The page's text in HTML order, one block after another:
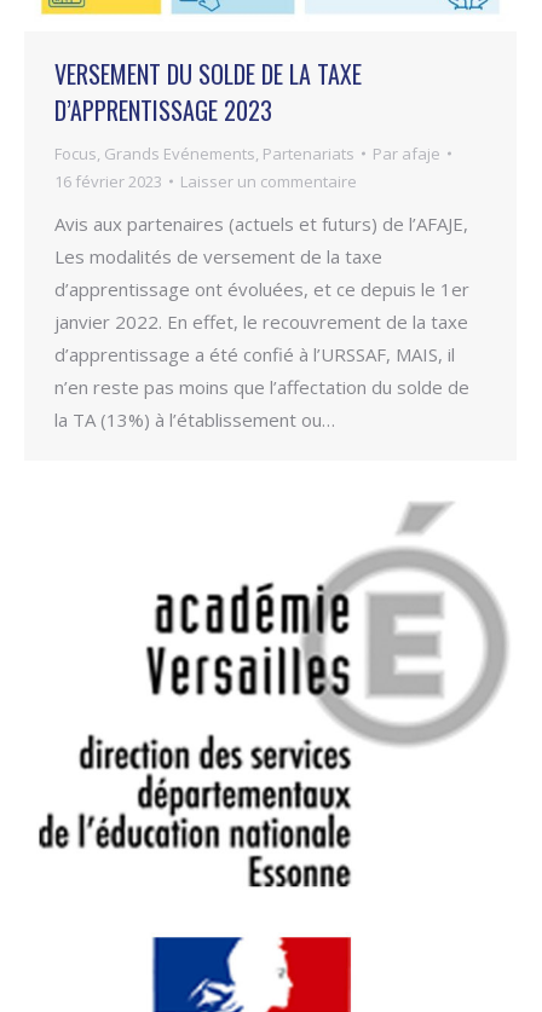
VERSEMENT DU SOLDE DE LA TAXE
D’APPRENTISSAGE 2023
Focus Grands Evénements Partenariats Par afaje
16 février 2023
Laisser un commentaire
Avis aux partenaires (actuels et futurs) de l’AFAJE,
Les modalités de versement de la taxe
d’apprentissage ont évoluées, et ce depuis le 1er
janvier 2022. En effet, le recouvrement de la taxe
d’apprentissage a été confié à l’URSSAF, MAIS, il
n’en reste pas moins que l’affectation du solde de
la TA (13%) à l’établissement ou…